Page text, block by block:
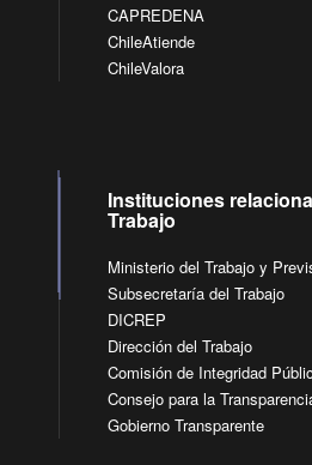
CAPREDENA
ChileAtiende
ChileValora
Instituciones
Trabajo
Ministerio del Trabajo y
Subsecretaría del Trabajo
DICREP
Dirección del Trabajo
Comisión de Integridad
Consejo para la
Gobierno Transparente